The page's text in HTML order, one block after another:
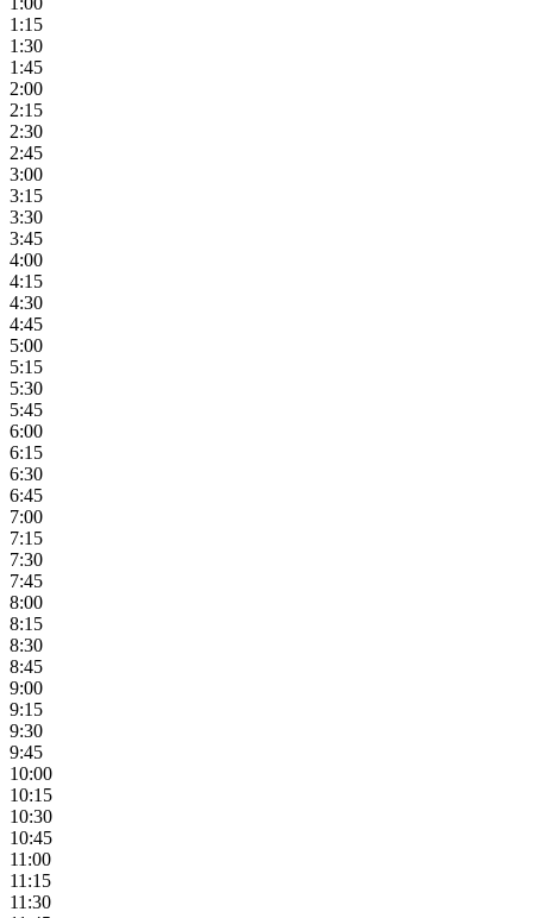
1:15
1:30
1:45
2:00
2:15
2:30
2:45
3:00
3:15
3:30
3:45
4:00
4:15
4:30
4:45
5:00
5:15
5:30
5:45
6:00
6:15
6:30
6:45
7:00
7:15
7:30
7:45
8:00
8:15
8:30
8:45
9:00
9:15
9:30
9:45
10:00
10:15
10:30
10:45
11:00
11:15
11:30